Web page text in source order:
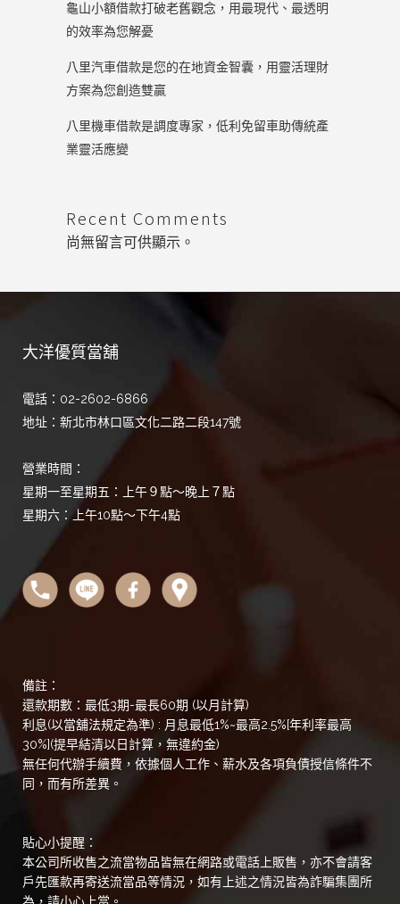
龜山小額借款打破老舊觀念，用最現代、最透明
的效率為您解憂
八里汽車借款是您的在地資金智囊，用靈活理財
方案為您創造雙贏
八里機車借款是調度專家，低利免留車助傳統產
業靈活應變
Recent Comments
尚無留言可供顯示。
大洋優質當舖
電話：02-2602-6866
地址：新北市林口區文化二路二段147號
營業時間：
星期一至星期五：上午９點～晚上７點
星期六：上午10點～下午4點
備註：
還款期數：最低3期-最長60期 (以月計算)
利息(以當舖法規定為準) : 月息最低1%~最高2.5%[年利率最高
30%](提早結清以日計算，無違約金)
無任何代辦手續費，依據個人工作、薪水及各項負債授信條件不
同，而有所差異。
貼心小提醒：
本公司所收售之流當物品皆無在網路或電話上販售，亦不會請客
戶先匯款再寄送流當品等情況，如有上述之情況皆為詐騙集團所